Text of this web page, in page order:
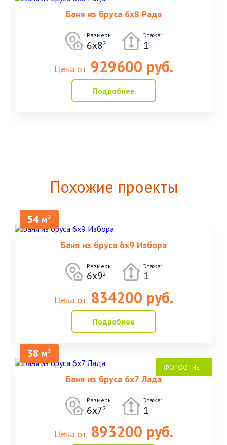
Баня из бруса 6х8 Рада
Размеры
6х82
Этажа:
1
Цена от 929600 руб.
Подробнее
Похожие проекты
54 м2
Баня из бруса 6х9 Избора
Размеры
6х92
Этажа:
1
Цена от 834200 руб.
Подробнее
38 м2
Баня из бруса 6х7 Лада
Размеры
6х72
Этажа:
1
Цена от 893200 руб.